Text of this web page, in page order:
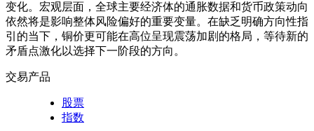
变化。宏观层面，全球主要经济体的通胀数据和货币政策动向
依然将是影响整体风险偏好的重要变量。在缺乏明确方向性指
引的当下，铜价更可能在高位呈现震荡加剧的格局，等待新的
矛盾点激化以选择下一阶段的方向。
交易产品
股票
指数